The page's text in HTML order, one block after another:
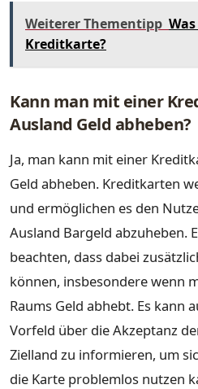
Weiterer Thementipp
Kreditkarte?
Kann man mit einer
Ausland Geld abheben?
Ja, man kann mit einer
Geld abheben. Kreditkarten
und ermöglichen es den
Ausland Bargeld abzuheben.
beachten, dass dabei
können, insbesondere wenn
Raums Geld abhebt. Es kann
Vorfeld über die Akzeptanz
Zielland zu informieren, um
die Karte problemlos nutzen